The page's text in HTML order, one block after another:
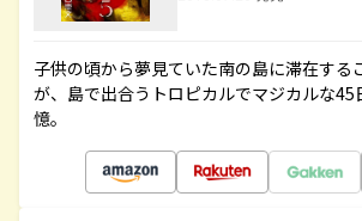
子供の頃から夢見ていた南の島に滞在する
が、島で出合うトロピカルでマジカルな45
憶。